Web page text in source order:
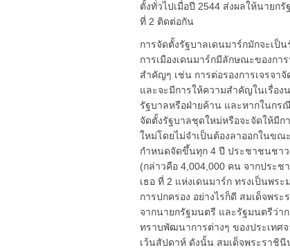
ตั้งทั่วไปเมื่อปี 2544 ส่งผลให้นายก
ที่ 2 ติดต่อกัน
การจัดตั้งรัฐบาลเดนมาร์กมักจะเป็
การเมืองเดนมาร์กมีลักษณะของกา
สำคัญๆ เช่น การต่อรองการเจรจ
และจะมีการให้ความสำคัญในเรื่อง
รัฐบาลหรือฝ่ายค้าน และหากในกร
จัดตั้งรัฐบาลชุดใหม่หรือจะจัดให้มีก
ใหม่โดยไม่จำเป็นต้องลาออกในข
กำหนดจัดขึ้นทุก 4 ปี ประชาชนชาว
(กล่าวคือ 4,004,000 คน จากประ
เธอ ที่ 2 แห่งเดนมาร์ก ทรงเป็นพร
การปกครอง อย่างไรก็ดี สมเด็จพร
จากนายกรัฐมนตรี และรัฐมนตรีว่า
ทราบพัฒนาการต่างๆ ของประเทศ
เว้นสัปดาห์ ดังนั้น สมเด็จพระราชิ